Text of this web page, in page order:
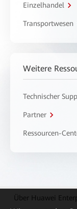
Einzelhandel
Transportwesen
Weitere
Technischer
Partner
Ressourcen-
Über Huawei